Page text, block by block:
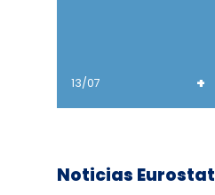
13/07 +
Noticias Eurostat